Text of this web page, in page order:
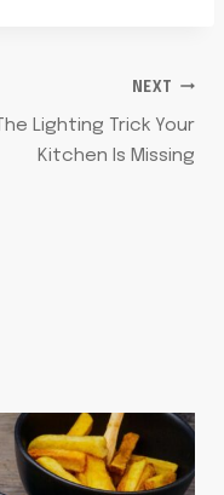
NEXT
The Lighting Trick Your
Kitchen Is Missing